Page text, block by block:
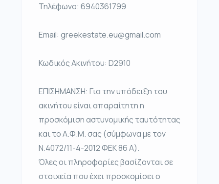
Τηλέφωνο: 6940361799
Email: greekestate.eu@gmail.com
Κωδικός Ακινήτου: D2910
ΕΠΙΣΗΜΑΝΣΗ: Για την υπόδειξη του
ακινήτου είναι απαραίτητη η
προσκόμιση αστυνομικής ταυτότητας
και το Α.Φ.Μ. σας (σύμφωνα με τον
Ν.4072/11-4-2012 ΦΕΚ 86 Α).
Όλες οι πληροφορίες βασίζονται σε
στοιχεία που έχει προσκομίσει ο